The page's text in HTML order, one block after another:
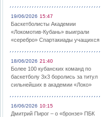
19/06/2026 15:47
Баскетболисты Академии
«Локомотив-Кубань» выиграли
«серебро» Спартакиады учащихся
18/06/2026 21:40
Более 100 кубанских команд по
баскетболу 3х3 боролись за титул
сильнейших в академии «Локо»
16/06/2026 10:15
Дмитрий Пирог – о «бронзе» ПБК